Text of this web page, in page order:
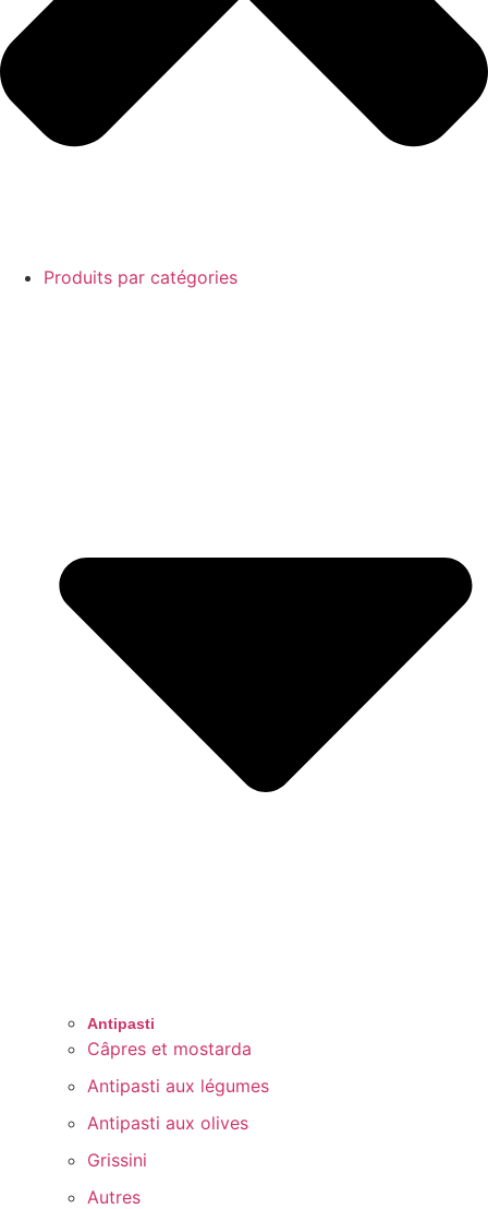
Produits par catégories
Antipasti
Câpres et mostarda
Antipasti aux légumes
Antipasti aux olives
Grissini
Autres